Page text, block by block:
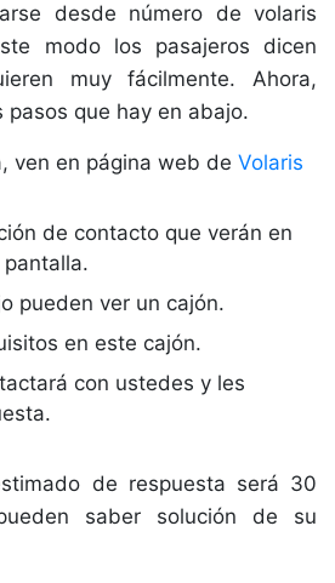
desde número de volaris
modo los pasajeros dicen
muy fácilmente. Ahora,
que hay en abajo.
ven en página web de Volaris
de contacto que verán en
pueden ver un cajón.
en este cajón.
con ustedes y les
de respuesta será 30
saber solución de su